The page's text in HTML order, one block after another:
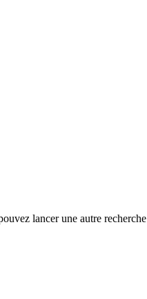
lancer une autre recherche